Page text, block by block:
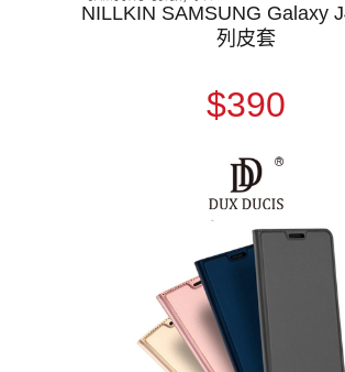
NILLKIN SAMSUNG Galaxy
列皮套
$390